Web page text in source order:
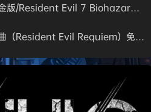
《生化危机7：黄金版/Resident Evil 7 Biohazard》免安装中文版
生化危机9：安魂曲（Resident Evil Requiem）免安装中文版